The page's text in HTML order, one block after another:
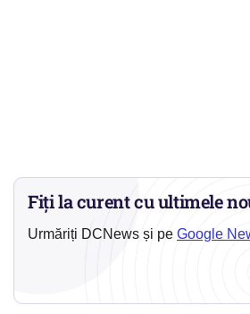
Fiți la curent cu ultimele
Urmăriți DCNews și pe Google